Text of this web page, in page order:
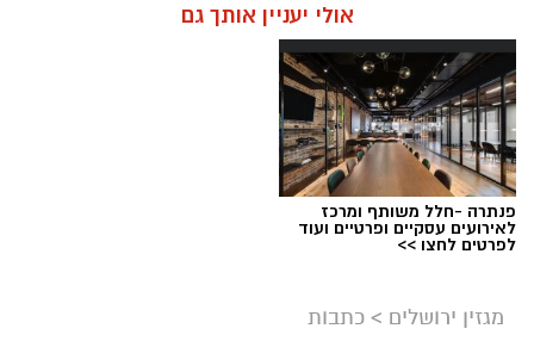
סניף הבנקאות הפרטית בירושלים מלווה במשך
שנים משפחות, אנשי עסקים ותושבי חוץ הפועלים
בעיר, ומהווה אחד ממוקדי הפעילות המרכזיים של
הבנק.
תפקידים ניהוליים במטה הבנק ובמערך הסניפים,
אולי יעניין אותך גם
פנתרה -חלל משותף ומרכז
לאירועים עסקיים ופרטיים ועוד
לפרטים לחצו >>
מגזין ירושלים > כתבות